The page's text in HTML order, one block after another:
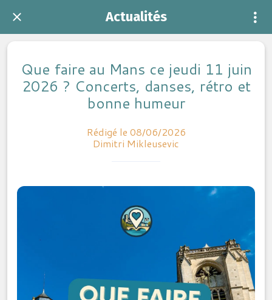
Actualités
Que faire au Mans ce jeudi 11 juin
2026 ? Concerts, danses, rétro et
bonne humeur
Rédigé le 08/06/2026
Dimitri Mikleusevic